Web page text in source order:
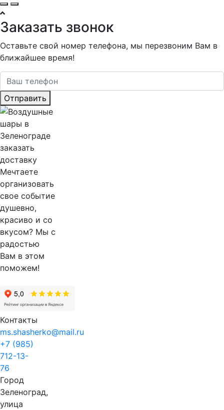
Заказать звонок
Оставьте свой номер телефона, мы перезвоним Вам в
ближайшее время!
Отправить
Мечтаете
организовать
свое событие
душевно,
красиво и со
вкусом? Мы с
радостью
Вам в этом
поможем!
Контакты
ms.shasherko@mail.ru
+7 (985)
712-13-
76
Город
Зеленоград,
улица